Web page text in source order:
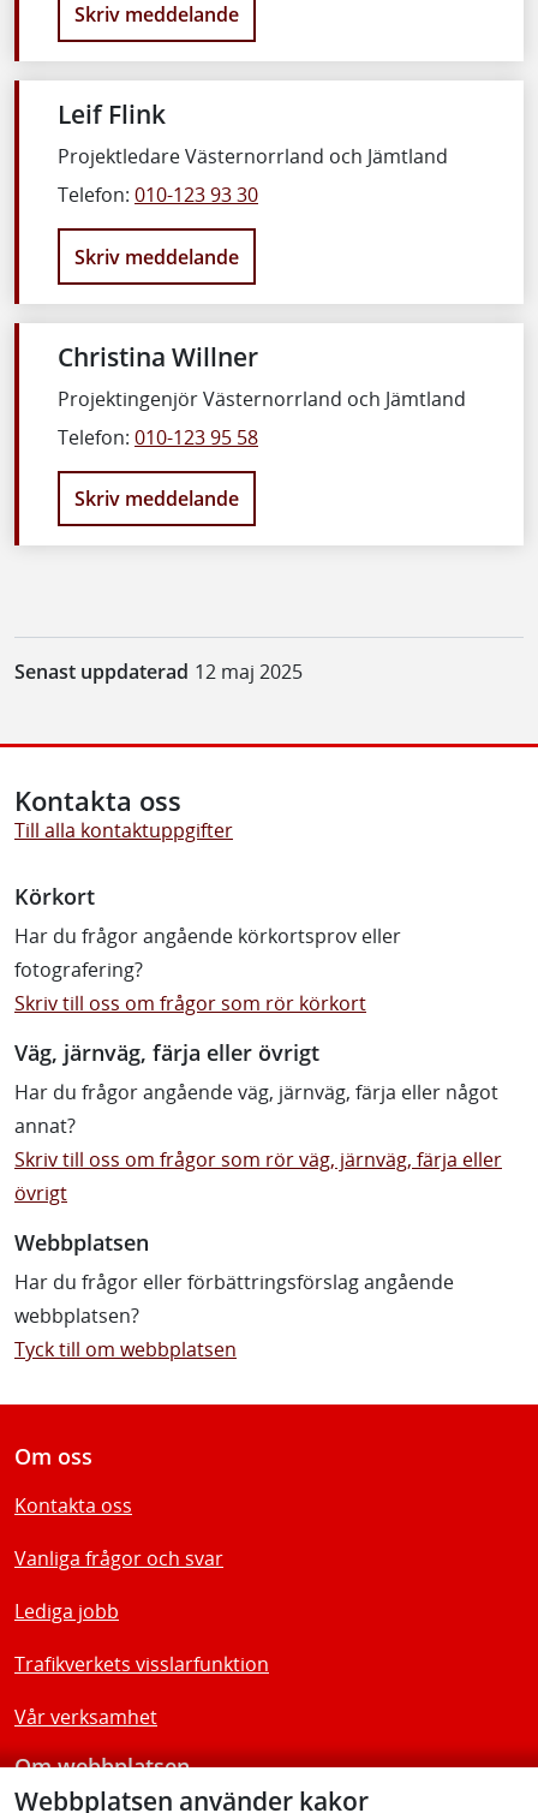
Skriv meddelande
Leif Flink
Projektledare Västernorrland och Jämtland
Telefon: 010-123 93 30
Skriv meddelande
Christina Willner
Projektingenjör Västernorrland och Jämtland
Telefon: 010-123 95 58
Skriv meddelande
Senast uppdaterad 12 maj 2025
Webbplatsen använder kakor
Kontakta oss
Till alla kontaktuppgifter
Körkort
Har du frågor angående körkortsprov eller
fotografering?
Skriv till oss om frågor som rör körkort
Väg, järnväg, färja eller övrigt
Har du frågor angående väg, järnväg, färja eller något
annat?
Skriv till oss om frågor som rör väg, järnväg, färja eller
övrigt
Webbplatsen
Har du frågor eller förbättringsförslag angående
webbplatsen?
Tyck till om webbplatsen
Om oss
Kontakta oss
Vanliga frågor och svar
Lediga jobb
Trafikverkets visslarfunktion
Vår verksamhet
Om webbplatsen